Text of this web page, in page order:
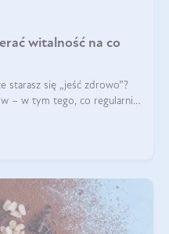
witalność na co
starasz się „jeść zdrowo”?
– w tym tego, co regularnie